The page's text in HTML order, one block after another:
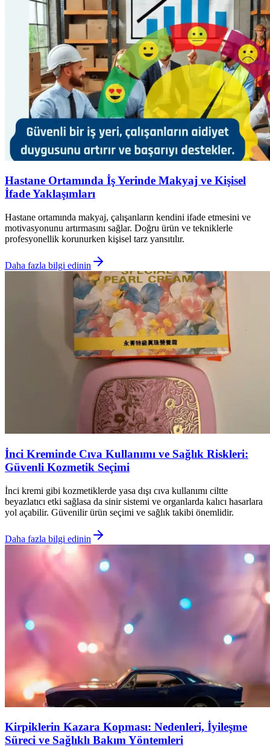
Hastane Ortamında İş Yerinde Makyaj ve Kişisel
İfade Yaklaşımları
Hastane ortamında makyaj, çalışanların kendini ifade etmesini ve
motivasyonunu artırmasını sağlar. Doğru ürün ve tekniklerle
profesyonellik korunurken kişisel tarz yansıtılır.
Daha fazla bilgi edinin
İnci Kreminde Cıva Kullanımı ve Sağlık Riskleri:
Güvenli Kozmetik Seçimi
İnci kremi gibi kozmetiklerde yasa dışı cıva kullanımı ciltte
beyazlatıcı etki sağlasa da sinir sistemi ve organlarda kalıcı hasarlara
yol açabilir. Güvenilir ürün seçimi ve sağlık takibi önemlidir.
Daha fazla bilgi edinin
Kirpiklerin Kazara Kopması: Nedenleri, İyileşme
Süreci ve Sağlıklı Bakım Yöntemleri